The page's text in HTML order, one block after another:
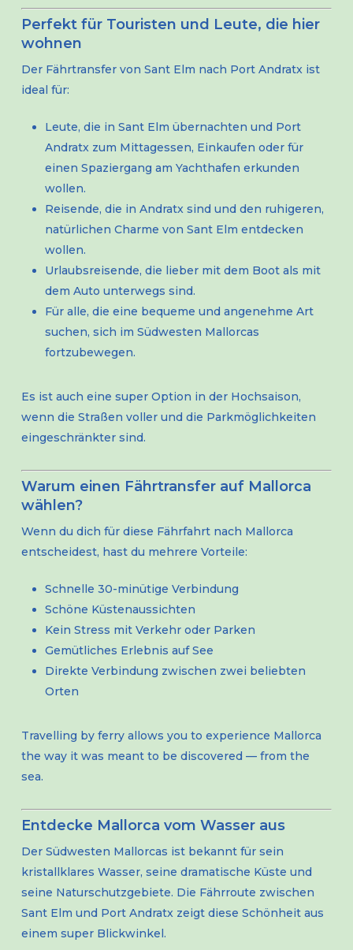
Perfekt für Touristen und Leute, die hier
wohnen
Der Fährtransfer von Sant Elm nach Port Andratx ist
ideal für:
Leute, die in Sant Elm übernachten und Port
Andratx zum Mittagessen, Einkaufen oder für
einen Spaziergang am Yachthafen erkunden
wollen.
Reisende, die in Andratx sind und den ruhigeren,
natürlichen Charme von Sant Elm entdecken
wollen.
Urlaubsreisende, die lieber mit dem Boot als mit
dem Auto unterwegs sind.
Für alle, die eine bequeme und angenehme Art
suchen, sich im Südwesten Mallorcas
fortzubewegen.
Es ist auch eine super Option in der Hochsaison,
wenn die Straßen voller und die Parkmöglichkeiten
eingeschränkter sind.
Warum einen Fährtransfer auf Mallorca
wählen?
Wenn du dich für diese Fährfahrt nach Mallorca
entscheidest, hast du mehrere Vorteile:
Schnelle 30-minütige Verbindung
Schöne Küstenaussichten
Kein Stress mit Verkehr oder Parken
Gemütliches Erlebnis auf See
Direkte Verbindung zwischen zwei beliebten
Orten
Travelling by ferry allows you to experience Mallorca
the way it was meant to be discovered — from the
sea.
Entdecke Mallorca vom Wasser aus
Der Südwesten Mallorcas ist bekannt für sein
kristallklares Wasser, seine dramatische Küste und
seine Naturschutzgebiete. Die Fährroute zwischen
Sant Elm und Port Andratx zeigt diese Schönheit aus
einem super Blickwinkel.